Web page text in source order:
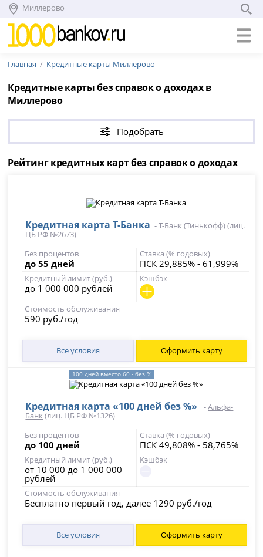
Миллерово
Главная Кредитные карты Миллерово
Кредитные карты без справок о доходах в
Миллерово
Подобрать
Рейтинг кредитных карт без справок о доходах
Кредитная карта Т-Банка -Т-Банк (Тинькофф)(лиц.
ЦБ РФ №2673)
Без процентов
до 55 дней
Ставка (% годовых)
ПСК 29,885% - 61,999%
Кредитный лимит (руб.)
до 1 000 000 рублей
Кэшбэк
Стоимость обслуживания
590 руб./год
Все условия Оформить карту
100 дней вместо 60 - без %
Кредитная карта «100 дней без %» -Альфа-
Банк (лиц. ЦБ РФ №1326)
Без процентов
до 100 дней
Ставка (% годовых)
ПСК 49,808% - 58,765%
Кредитный лимит (руб.)
от 10 000 до 1 000 000
рублей
Кэшбэк
Стоимость обслуживания
Бесплатно первый год, далее 1290 руб./год
Все условия Оформить карту